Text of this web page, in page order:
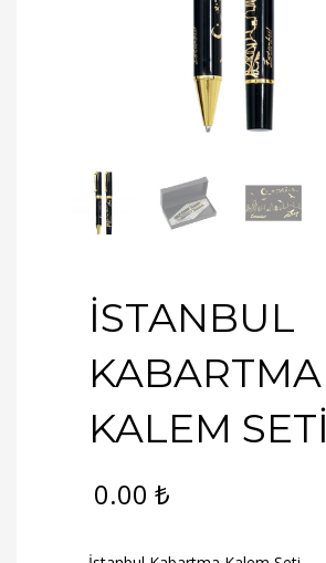
İSTANBUL
KABARTMA
KALEM SETİ
0.00 ₺